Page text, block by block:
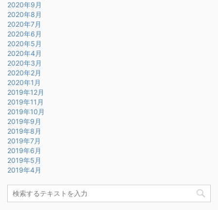
2020年9月
2020年8月
2020年7月
2020年6月
2020年5月
2020年4月
2020年3月
2020年2月
2020年1月
2019年12月
2019年11月
2019年10月
2019年9月
2019年8月
2019年7月
2019年6月
2019年5月
2019年4月